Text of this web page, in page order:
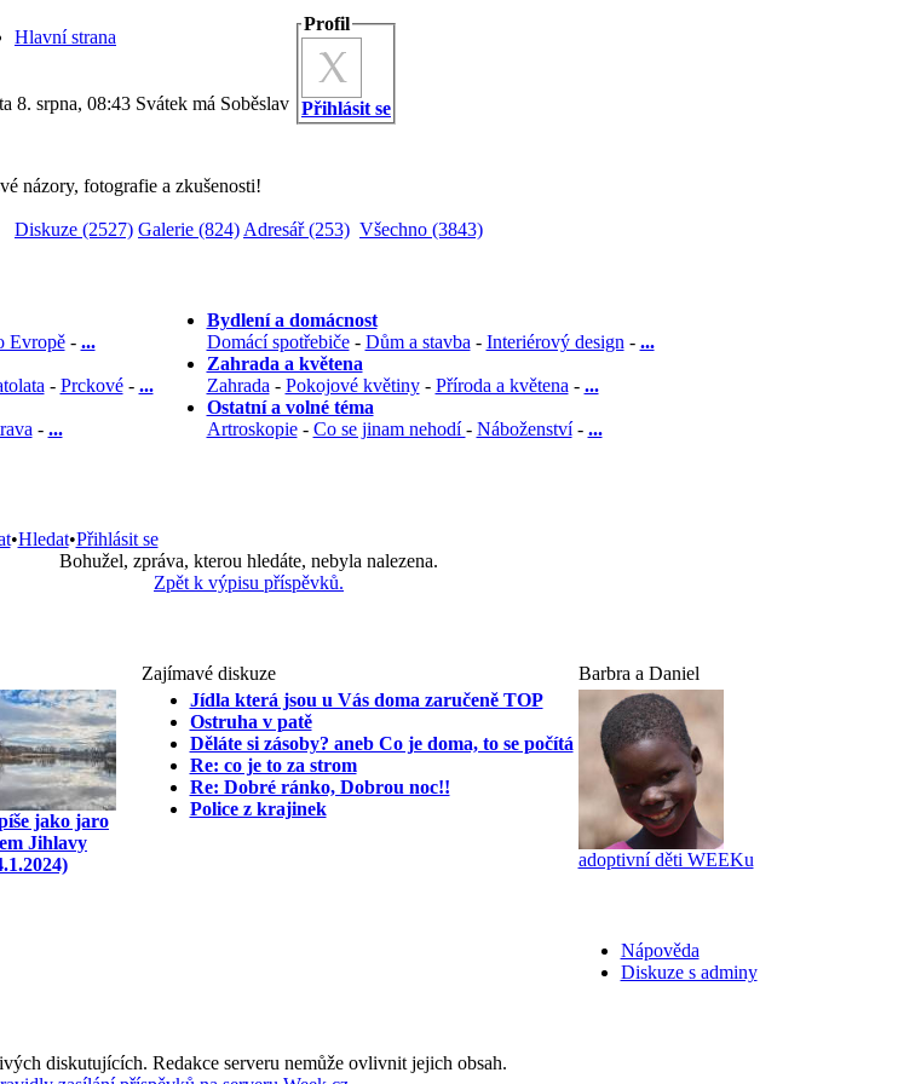
Hlavní strana
8. srpna, 08:43 Svátek má Soběslav
Profil
Přihlásit se
názory, fotografie a zkušenosti!
Diskuze (2527) Galerie (824) Adresář (253) Všechno (3843)
Evropě- ...
- Prckové- ...
- ...
Bydlení a domácnost
Domácí spotřebiče- Dům a stavba - Interiérový design - ...
Zahrada a květena
Zahrada - Pokojové květiny- Příroda a květena - ...
Ostatní a volné téma
Artroskopie- Co se jinam nehodí- Náboženství- ...
•Hledat•Přihlásit se
Bohužel, zpráva, kterou hledáte, nebyla nalezena.
Zpět k výpisu příspěvků.
Zajímavé diskuze Barbra a Daniel
jako jaro
Jihlavy
Jídla která jsou u Vás doma zaručeně TOP
Ostruha v patě
Děláte si zásoby? aneb Co je doma, to se počítá
Re: co je to za strom
Re: Dobré ránko, Dobrou noc!!
Police z krajinek
adoptivní děti WEEKu
Nápověda
Diskuze s adminy
diskutujících. Redakce serveru nemůže ovlivnit jejich obsah.